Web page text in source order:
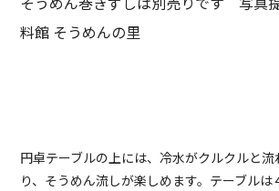
料館 そうめんの里
円卓テーブルの上には、冷水がクルクルと
り、そうめん流しが楽しめます。テーブルは